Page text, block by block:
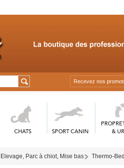
Recevez nos
CHATS SPORT CANIN
&
Elevage, Parc à chiot, Mise bas Thermo-